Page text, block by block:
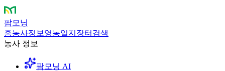
팜모닝
홈농사정보 영농일지 장터 검색
농사 정보
팜모닝 AI